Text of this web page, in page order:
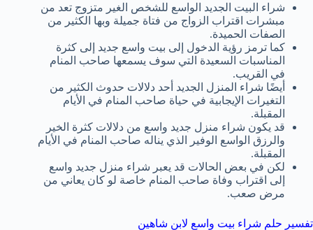
شراء البيت الجديد الواسع للشخص الغير متزوج تعد من
مبشرات اقتراب الزواج من فتاة جميلة وبها الكثير من
الصفات الحميدة.
كما ترمز رؤية الدخول إلى بيت واسع جديد إلى كثرة
المناسبات السعيدة التي سوف يسمعها صاحب المنام
في القريب.
أيضًا شراء المنزل الجديد أحد دلالات حدوث الكثير من
التغيرات الإيجابية في حياة صاحب المنام في الأيام
المقبلة.
قد يكون شراء منزل جديد واسع من دلالات كثرة الخير
والرزق الواسع الوفير الذي يناله صاحب المنام في الأيام
المقبلة.
لكن في بعض الحالات قد يعبر شراء منزل جديد واسع
إلى اقتراب وفاة صاحب المنام خاصة لو كان يعاني من
مرض صعب.
تفسير حلم شراء بيت واسع لابن شاهين